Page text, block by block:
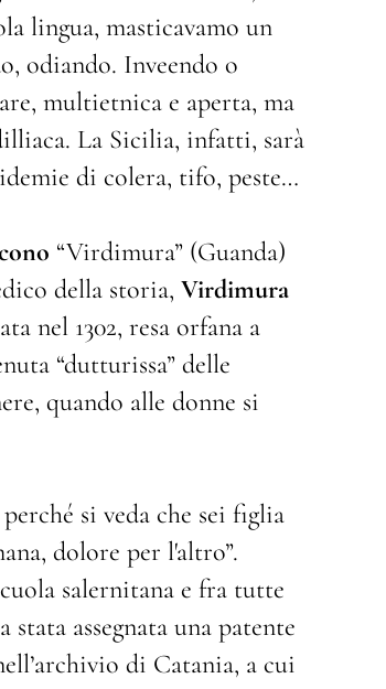
lingua, masticavamo un
odiando. Inveendo o
multietnica e aperta, ma
La Sicilia, infatti, sarà
di colera, tifo, peste…
“Virdimura” (Guanda)
della storia, Virdimura
nel 1302, resa orfana a
“dutturissa” delle
quando alle donne si
si veda che sei figlia
dolore per l'altro”.
salernitana e fra tutte
assegnata una patente
di Catania, a cui